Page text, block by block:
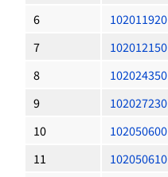
6
102011920
7
102012150
8
102024350
9
102027230
10
102050600
11
102050610